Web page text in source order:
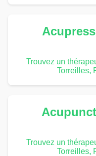
Trouvez un
Torreilles,
Trouvez un
Torreilles,